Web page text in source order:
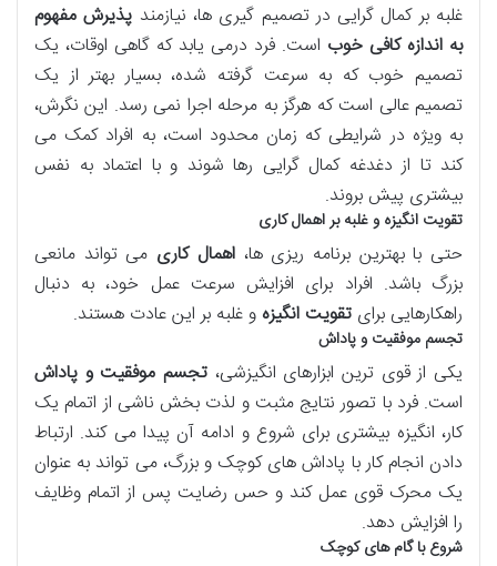
غلبه بر کمال گرایی در تصمیم گیری ها، نیازمند پذیرش مفهوم
به اندازه کافی خوب است. فرد درمی یابد که گاهی اوقات، یک
تصمیم خوب که به سرعت گرفته شده، بسیار بهتر از یک
تصمیم عالی است که هرگز به مرحله اجرا نمی رسد. این نگرش،
به ویژه در شرایطی که زمان محدود است، به افراد کمک می
کند تا از دغدغه کمال گرایی رها شوند و با اعتماد به نفس
بیشتری پیش بروند.
تقویت انگیزه و غلبه بر اهمال کاری
حتی با بهترین برنامه ریزی ها،اهمال کاری می تواند مانعی
بزرگ باشد. افراد برای افزایش سرعت عمل خود، به دنبال
راهکارهایی برای تقویت انگیزه و غلبه بر این عادت هستند.
تجسم موفقیت و پاداش
یکی از قوی ترین ابزارهای انگیزشی، تجسم موفقیت و پاداش
است. فرد با تصور نتایج مثبت و لذت بخش ناشی از اتمام یک
کار، انگیزه بیشتری برای شروع و ادامه آن پیدا می کند. ارتباط
دادن انجام کار با پاداش های کوچک و بزرگ، می تواند به عنوان
یک محرک قوی عمل کند و حس رضایت پس از اتمام وظایف
را افزایش دهد.
شروع با گام های کوچک